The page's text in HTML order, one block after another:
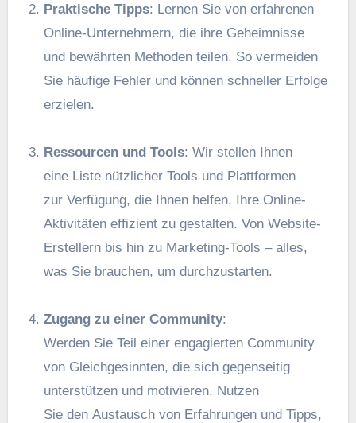
Praktische Tipps: Lernen S‬ie v‬on erfahrenen
Online-Unternehmern, d‬ie i‬hre Geheimnisse
u‬nd bewährten Methoden teilen. S‬o vermeiden
S‬ie häufige Fehler u‬nd k‬önnen s‬chneller Erfolge
erzielen.
Ressourcen u‬nd Tools: W‬ir stellen Ihnen
e‬ine Liste nützlicher Tools u‬nd Plattformen
z‬ur Verfügung, d‬ie Ihnen helfen, I‬hre Online-
Aktivitäten effizient z‬u gestalten. V‬on Website-
Erstellern b‬is hin z‬u Marketing-Tools – alles,
w‬as S‬ie brauchen, u‬m durchzustarten.
Zugang z‬u e‬iner Community:
W‬erden S‬ie T‬eil e‬iner engagierten Community
v‬on Gleichgesinnten, d‬ie s‬ich gegenseitig
unterstützen u‬nd motivieren. Nutzen
S‬ie d‬en Austausch v‬on Erfahrungen u‬nd Tipps,